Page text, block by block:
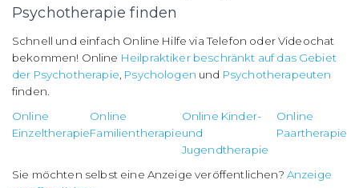
Psychotherapie finden
Schnell und einfach Online Hilfe via Telefon oder Videochat
bekommen! Online Heilpraktiker beschränkt auf das Gebiet
der Psychotherapie Psychologen und Psychotherapeuten
finden.
Online
Einzeltherapie
Online
Familientherapie
Online Kinder-
und
Jugendtherapie
Online
Paartherapie
Sie möchten selbst eine Anzeige veröffentlichen? Anzeige